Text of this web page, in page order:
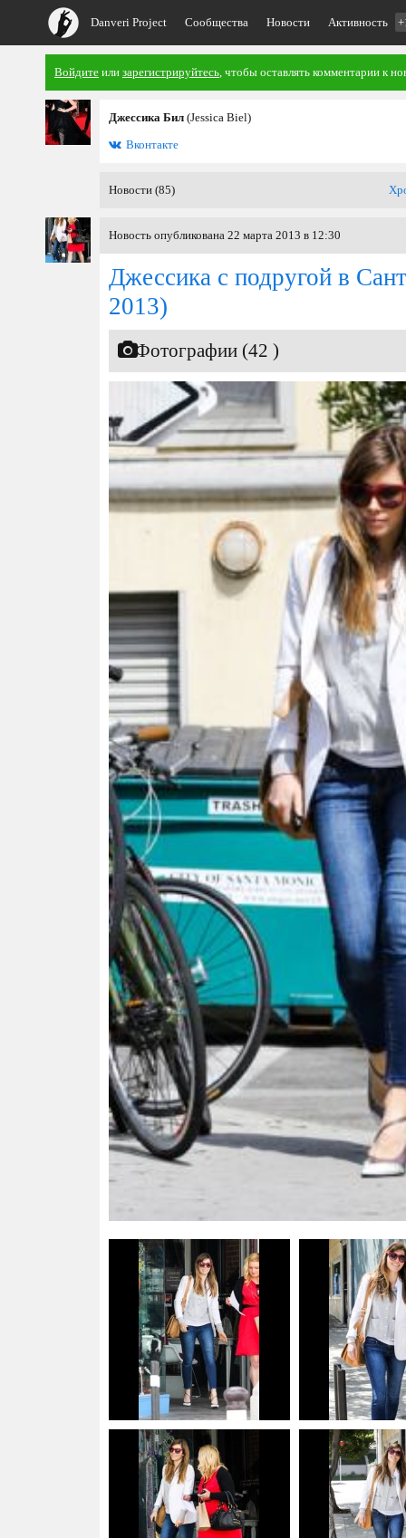
Danveri Project Сообщества Новости Активность
Войдите или зарегистрируйтесь, чтобы оставлять комментарии к
Джессика Бил (Jessica Biel)
Вконтакте
Новости (85)
Новость опубликована 22 марта 2013 в 12:30
Джессика с подругой в
2013)
Фотографии (42 )